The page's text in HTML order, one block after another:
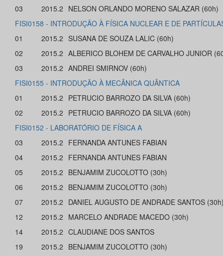
03
2015.2 NELSON ORLANDO MORENO SALAZAR (60h)
FISI0158 - INTRODUÇÃO À FÍSICA NUCLEAR E DE
01
2015.2 SUSANA DE SOUZA LALIC (60h)
02
2015.2 ALBERICO BLOHEM DE CARVALHO JUNIOR
03
2015.2 ANDREI SMIRNOV (60h)
FISI0155 - INTRODUÇÃO À MECÂNICA QUÂNTICA
01
2015.2 PETRUCIO BARROZO DA SILVA (60h)
02
2015.2 PETRUCIO BARROZO DA SILVA (60h)
FISI0152 - LABORATÓRIO DE FÍSICA A
03
2015.2 FERNANDA ANTUNES FABIAN
04
2015.2 FERNANDA ANTUNES FABIAN
05
2015.2 BENJAMIM ZUCOLOTTO (30h)
06
2015.2 BENJAMIM ZUCOLOTTO (30h)
07
2015.2 DANIEL AUGUSTO DE ANDRADE SANTOS
12
2015.2 MARCELO ANDRADE MACEDO (30h)
14
2015.2 CLAUDIANE DOS SANTOS
19
2015.2 BENJAMIM ZUCOLOTTO (30h)